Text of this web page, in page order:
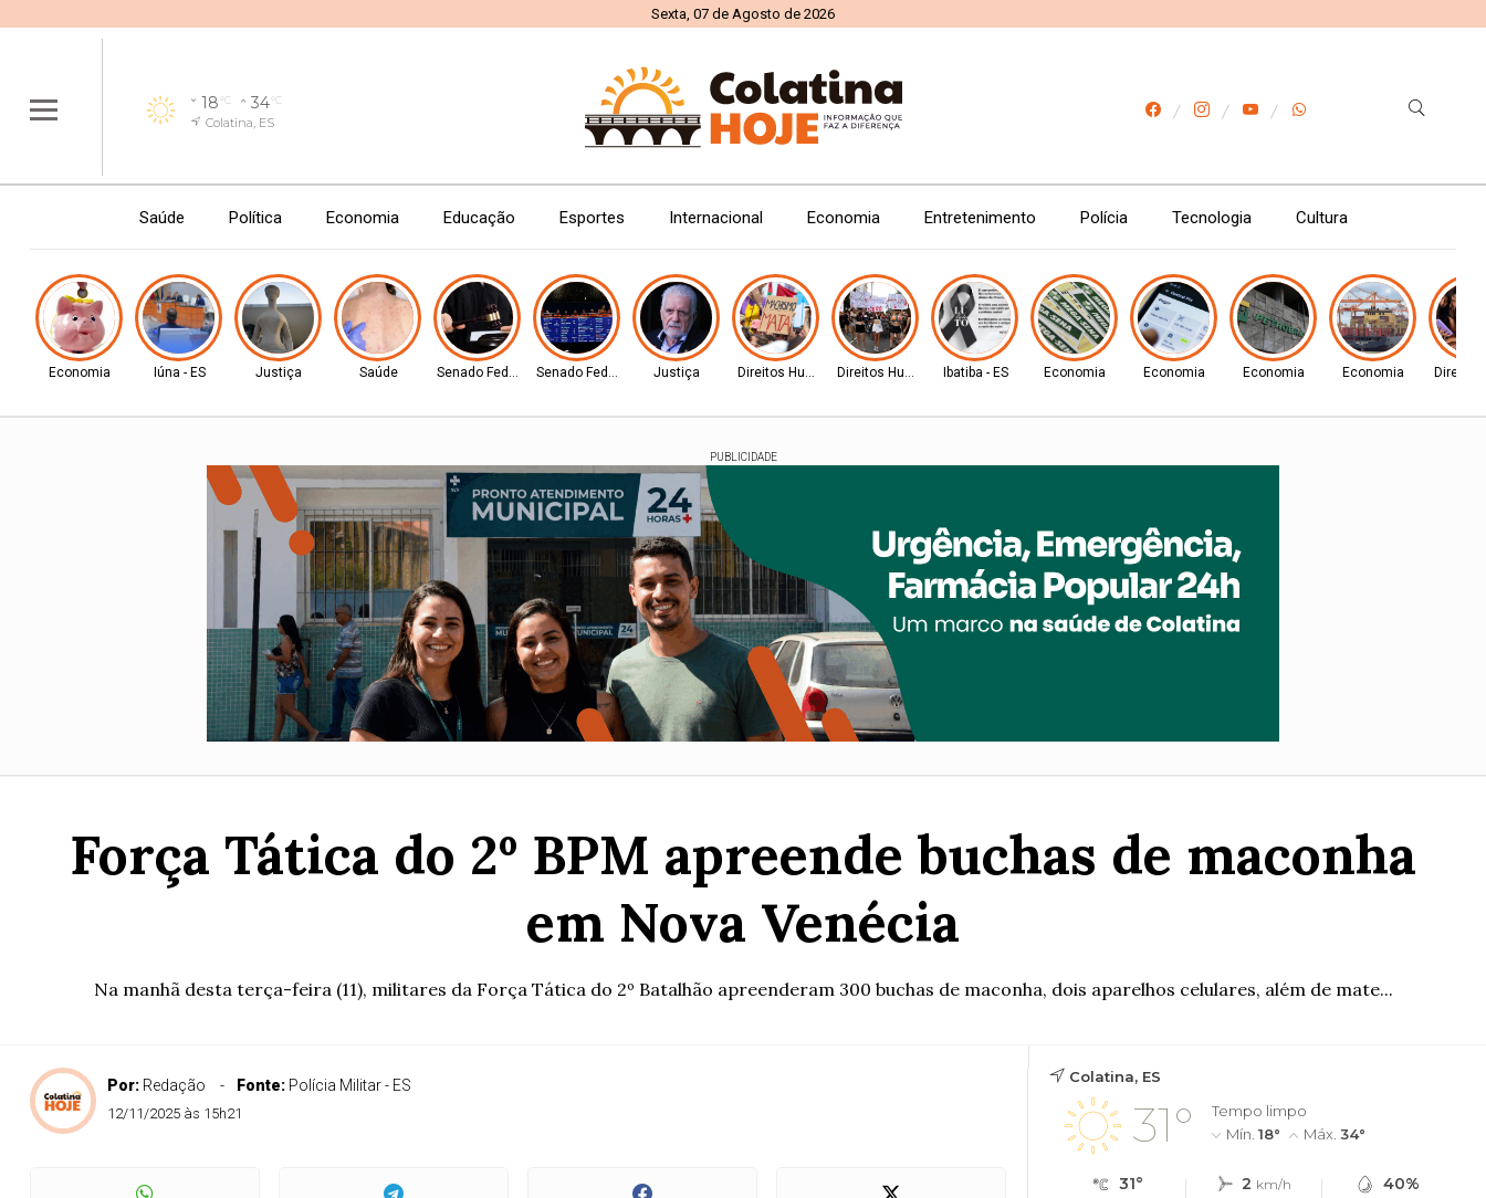
Sexta, 07 de Agosto de 2026
18°C 34°C
Colatina, ES
Saúde Política Economia Educação Esportes Internacional Economia Entretenimento Polícia Tecnologia Cultura
Economia Iúna - ES Justiça Saúde Senado Federal Senado Federal Justiça Direitos HumanosDireitos Humanos Ibatiba - ES Economia Economia Economia Economia Direitos
PUBLICIDADE
Força Tática do 2º BPM apreende buchas de maconha
em Nova Venécia
Na manhã desta terça-feira (11), militares da Força Tática do 2º Batalhão apreenderam 300 buchas de maconha, dois aparelhos celulares, além de mate...
Por: Redação Fonte: Polícia Militar - ES
12/11/2025 às 15h21
Colatina, ES
31°
Tempo limpo
Mín. 18° Máx. 34°
31° 2 km/h 40%